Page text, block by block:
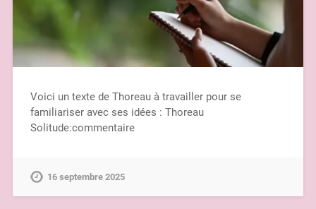
Voici un texte de Thoreau à travailler pour se
familiariser avec ses idées : Thoreau
Solitude:commentaire
16 septembre 2025